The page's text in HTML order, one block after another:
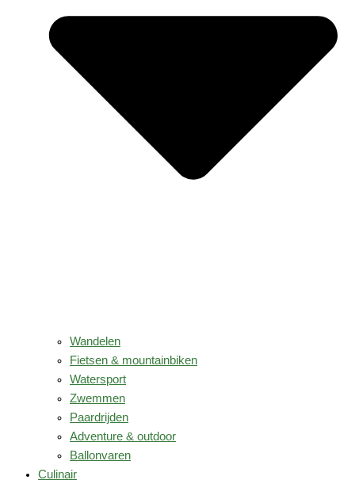
Wandelen
Fietsen & mountainbiken
Watersport
Zwemmen
Paardrijden
Adventure & outdoor
Ballonvaren
Culinair